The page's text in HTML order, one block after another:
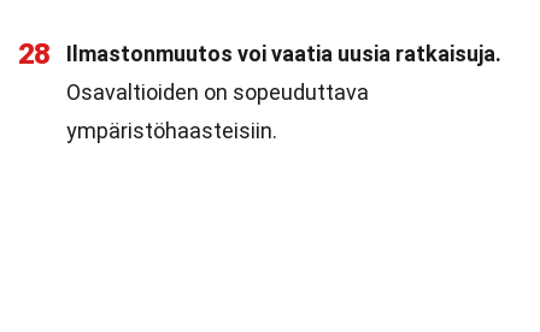
28
Ilmastonmuutos voi vaatia uusia ratkaisuja.
Osavaltioiden on sopeuduttava
ympäristöhaasteisiin.